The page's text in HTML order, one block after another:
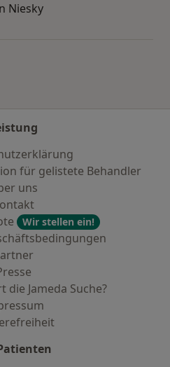
Niesky
für gelistete Behandler
uns
Wir stellen ein!
Jameda Suche?